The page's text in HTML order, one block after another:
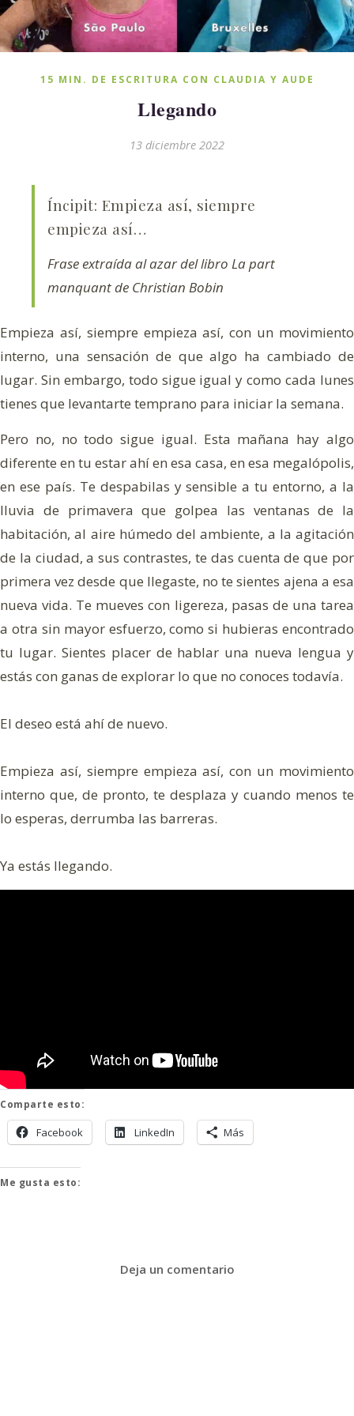
el sol y la luna: están seguros. Tener prisa es creer
el sol y la luna: están seguros. Tener prisa es creer
15 MIN. DE ESCRITURA CON CLAUDIA Y AUDE
Llegando
13 diciembre 2022
Íncipit: Empieza así, siempre
empieza así…
Frase extraída al azar del libro La part
manquantde Christian Bobin
Empieza así, siempre empieza así, con un movimiento
interno, una sensación de que algo ha cambiado de
lugar. Sin embargo, todo sigue igual y como cada lunes
tienes que levantarte temprano para iniciar la semana.
Pero no, no todo sigue igual. Esta mañana hay algo
diferente en tu estar ahí en esa casa, en esa megalópolis,
en ese país. Te despabilas y sensible a tu entorno, a la
lluvia de primavera que golpea las ventanas de la
habitación, al aire húmedo del ambiente, a la agitación
de la ciudad, a sus contrastes, te das cuenta de que por
primera vez desde que llegaste, no te sientes ajena a esa
nueva vida. Te mueves con ligereza, pasas de una tarea
a otra sin mayor esfuerzo, como si hubieras encontrado
tu lugar. Sientes placer de hablar una nueva lengua y
estás con ganas de explorar lo que no conoces todavía.
El deseo está ahí de nuevo.
Empieza así, siempre empieza así, con un movimiento
interno que, de pronto, te desplaza y cuando menos te
lo esperas, derrumba las barreras.
Ya estás llegando.
Comparte esto:
Facebook LinkedIn Más
Me gusta esto:
Deja un comentario